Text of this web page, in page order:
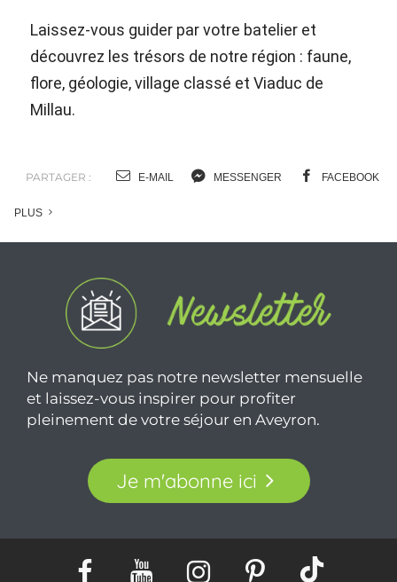
Laissez-vous guider par votre batelier et
découvrez les trésors de notre région : faune,
flore, géologie, village classé et Viaduc de
Millau.
PARTAGER : E-MAIL MESSENGER FACEBOOK
PLUS
Ne manquez pas notre newsletter mensuelle
et laissez-vous inspirer pour profiter
pleinement de votre séjour en Aveyron.
Je m'abonne ici